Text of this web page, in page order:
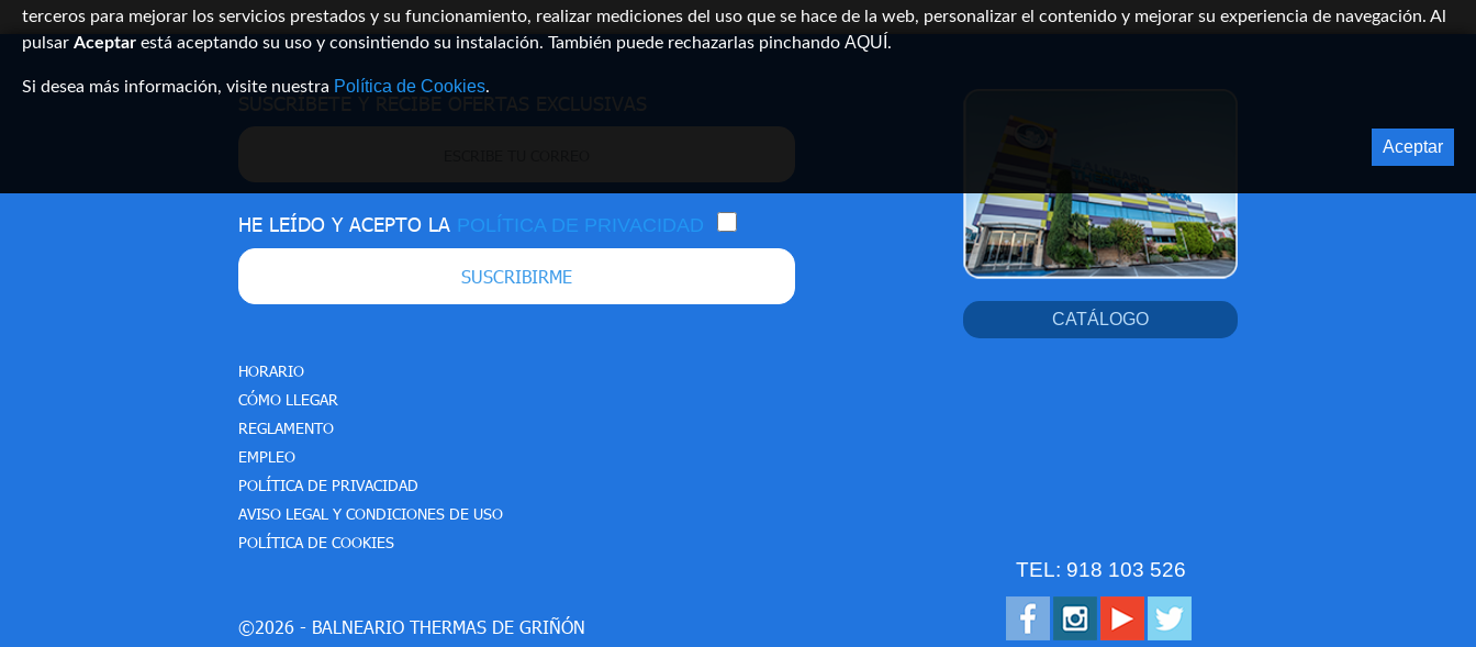
terceros para mejorar los servicios prestados y su funcionamiento, realizar mediciones del uso que se hace de la web, personalizar el contenido y mejorar su experiencia de navegación. Al
pulsar Aceptar está aceptando su uso y consintiendo su instalación. También puede rechazarlas pinchando AQUÍ .
Si desea más información, visite nuestra Política de Cookies.
Aceptar
HE LEÍDO Y ACEPTO LA POLÍTICA DE PRIVACIDAD
SUSCRIBIRME
HORARIO
CÓMO LLEGAR
REGLAMENTO
EMPLEO
POLÍTICA DE PRIVACIDAD
AVISO LEGAL Y CONDICIONES DE USO
POLÍTICA DE COOKIES
©2026 - BALNEARIO THERMAS DE GRIÑÓN
CATÁLOGO
TEL: 918 103 526